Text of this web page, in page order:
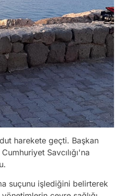
harekete geçti. Başkan
Cumhuriyet Savcılığı'na
suçunu işlediğini belirterek